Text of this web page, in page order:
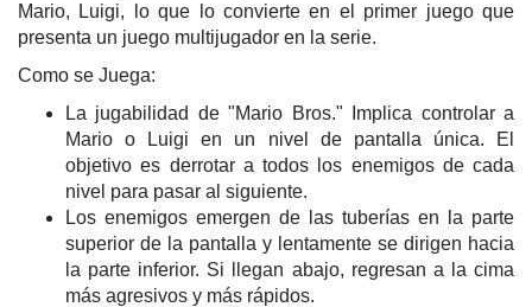
Mario, Luigi, lo que lo convierte en el primer juego que
presenta un juego multijugador en la serie.
Como se Juega:
La jugabilidad de "Mario Bros." Implica controlar a
Mario o Luigi en un nivel de pantalla única. El
objetivo es derrotar a todos los enemigos de cada
nivel para pasar al siguiente.
Los enemigos emergen de las tuberías en la parte
superior de la pantalla y lentamente se dirigen hacia
la parte inferior. Si llegan abajo, regresan a la cima
más agresivos y más rápidos.